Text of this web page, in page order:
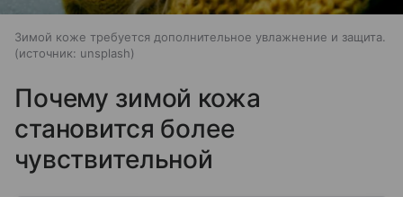
Зимой коже требуется дополнительное увлажнение и защита.
источник: unsplash
Почему зимой кожа
становится более
чувствительной